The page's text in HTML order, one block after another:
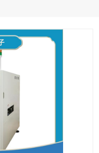
TR5001
XS全自动高速贴片机